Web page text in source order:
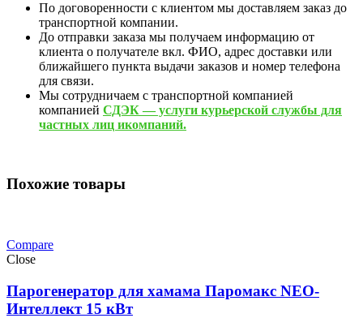
По договоренности с клиентом мы доставляем заказ до
транспортной компании.
До отправки заказа мы получаем информацию от
клиента о получателе вкл. ФИО, адрес доставки или
ближайшего пункта выдачи заказов и номер телефона
для связи.
Мы сотрудничаем с транспортной компанией
компанией СДЭК — услуги курьерской службы для
частных лиц икомпаний.
Похожие товары
Compare
Close
Парогенератор для хамама Паромакс NEO-
Интеллект 15 кВт